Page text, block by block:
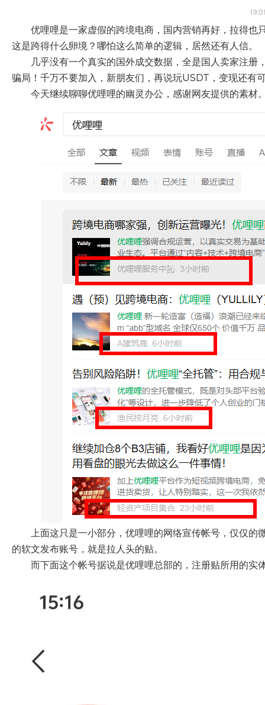
优哩哩是一家虚假的跨境电商，国内营销再好，拉得也
这是跨得什么卵境？哪怕这么简单的逻辑，居然还有人信。
几乎没有一个真实的国外成交数据，全是国人卖家注
骗局！千万不要加入，新朋友们，再说玩USDT，变现还有
今天继续聊聊优哩哩的幽灵办公，感谢网友提供的素材
上面这只是一小部分，优哩哩的网络宣传帐号，仅仅的
的软文发布账号，就是拉人头的贴。
而下面这个帐号据说是优哩哩总部的，注册贴所用的实